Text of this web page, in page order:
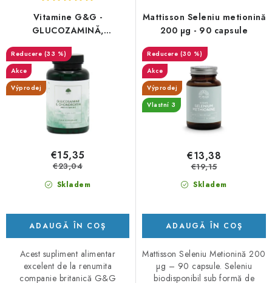
d
u
s
e
e
a
p
r
u
i
Vitamine G&G -
GLUCOZAMINĂ,
CONDROITINĂ și vitamina C
- 120 capsule
(33 %)
Akce
Výprodej
Skladem
€15,35
€23,04
ADAUGĂ ÎN COŞ
Acest supliment alimentar
excelent de la renumita
companie britanică G&G
Mattisson Seleniu metionină
200 µg - 90 capsule
(30 %)
Akce
Výprodej
Vlastní 3
Skladem
€13,38
€19,15
ADAUGĂ ÎN COŞ
Mattisson Seleniu Metionină 200
µg – 90 capsule. Seleniu
biodisponibil sub formă de